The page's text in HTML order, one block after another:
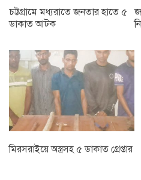
চট্টগ্রামে মধ্যরাতে জনতার হাতে ৫
ডাকাত আটক
মিরসরাইয়ে অস্ত্রসহ ৫ ডাকাত গ্রেপ্তার